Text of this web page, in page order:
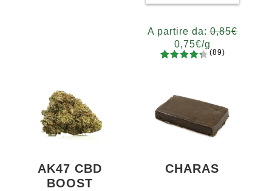
A partire da:0,85€
0,75€/g
400
su base
recensio
(89)
AK47 CBD
BOOST
CHARAS